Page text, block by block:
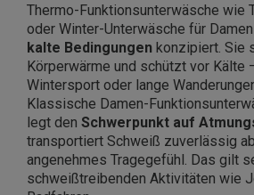
Thermo-Funktionsunterwäsche wie
oder Winter-Unterwäsche für
kalte Bedingungen konzipiert. Sie
Körperwärme und schützt vor Kälte
Wintersport oder lange
Klassische Damen-
legt den Schwerpunkt auf
transportiert Schweiß zuverlässig
angenehmes Tragegefühl. Das gilt
schweißtreibenden Aktivitäten wie